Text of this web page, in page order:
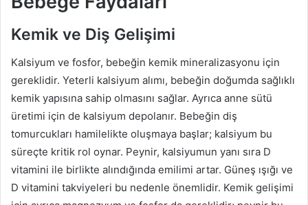
Kemik ve Diş Gelişimi
Kalsiyum ve fosfor, bebeğin kemik mineralizasyonu için
gereklidir. Yeterli kalsiyum alımı, bebeğin doğumda sağlıklı
kemik yapısına sahip olmasını sağlar. Ayrıca anne sütü
üretimi için de kalsiyum depolanır. Bebeğin diş
tomurcukları hamilelikte oluşmaya başlar; kalsiyum bu
süreçte kritik rol oynar. Peynir, kalsiyumun yanı sıra D
vitamini ile birlikte alındığında emilimi artar. Güneş ışığı ve
D vitamini takviyeleri bu nedenle önemlidir. Kemik gelişimi